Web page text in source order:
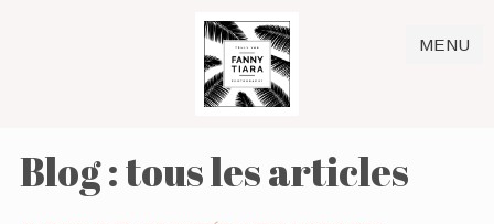
MENU
Blog : tous les articles